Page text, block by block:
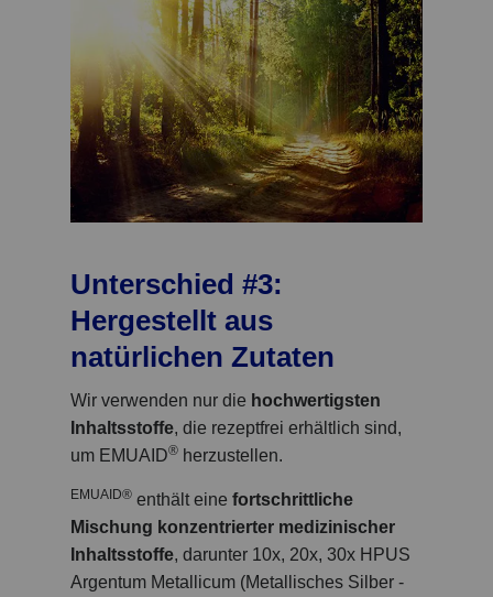
Unterschied #3:
Hergestellt aus
natürlichen Zutaten
Wir verwenden nur die hochwertigsten
Inhaltsstoffe, die rezeptfrei erhältlich sind,
um EMUAID® herzustellen.
EMUAID® enthält eine fortschrittliche
Mischung konzentrierter medizinischer
Inhaltsstoffe, darunter 10x, 20x, 30x HPUS
Argentum Metallicum (Metallisches Silber -